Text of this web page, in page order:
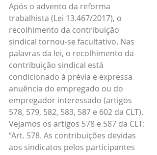
Após o advento da reforma
trabalhista (Lei 13.467/2017), o
recolhimento da contribuição
sindical tornou-se facultativo. Nas
palavras da lei, o recolhimento da
contribuição sindical está
condicionado à prévia e expressa
anuência do empregado ou do
empregador interessado (artigos
578, 579, 582, 583, 587 e 602 da CLT).
Vejamos os artigos 578 e 587 da CLT:
“Art. 578. As contribuições devidas
aos sindicatos pelos participantes